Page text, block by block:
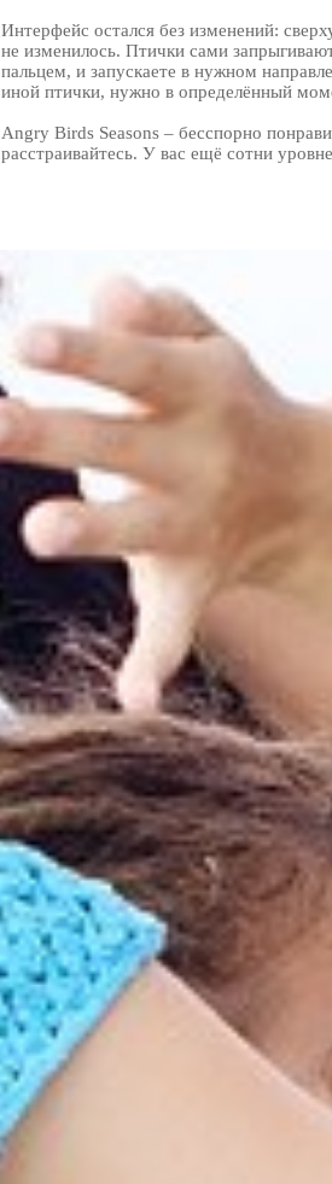
Интерфейс остался без изменений:
не изменилось. Птички сами
пальцем, и запускаете в нужном
иной птички, нужно в определённый
Angry Birds Seasons – бесспорно
расстраивайтесь. У вас ещё сотни